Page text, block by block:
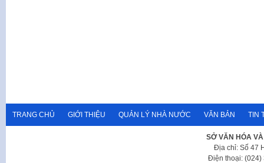
TRANG CHỦ GIỚI THIỆU QUẢN LÝ NHÀ NƯỚC VĂN BẢN TIN
SỞ VĂN HÓA
Địa chỉ: Số 47
Điện thoại: (024)